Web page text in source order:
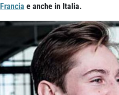
Francia e anche in Italia.